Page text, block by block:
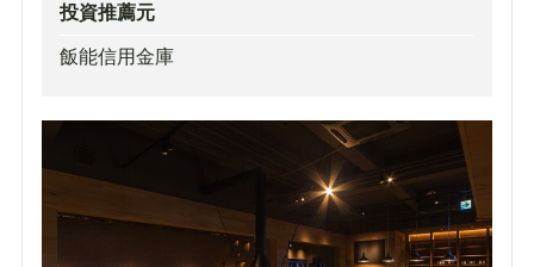
投資推薦元
飯能信用金庫